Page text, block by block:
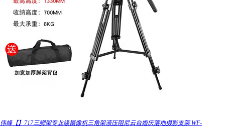
伟峰【】717三脚架专业级摄像机三角架液压阻尼云台婚庆落地摄影支架 WF-